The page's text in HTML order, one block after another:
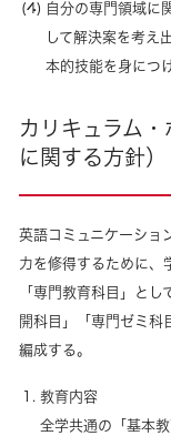
自分の専門領域に
して解決案を考え
本的技能を身につ
カリキュラム
に関する方針）
英語コミュニケーショ
力を修得するために、
「専門教育科目」と
開科目」「専門ゼミ科
編成する。
教育内容
全学共通の「基本